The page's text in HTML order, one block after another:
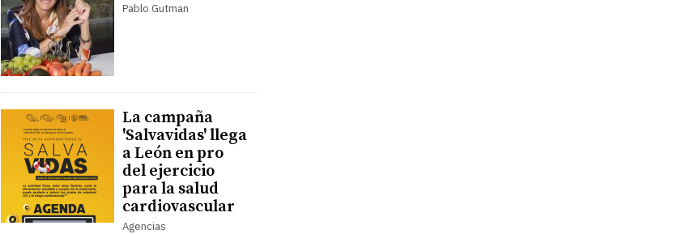
Pablo Gutman
La campaña
'Salvavidas' llega
a León en pro
del ejercicio
para la salud
cardiovascular
Agencias